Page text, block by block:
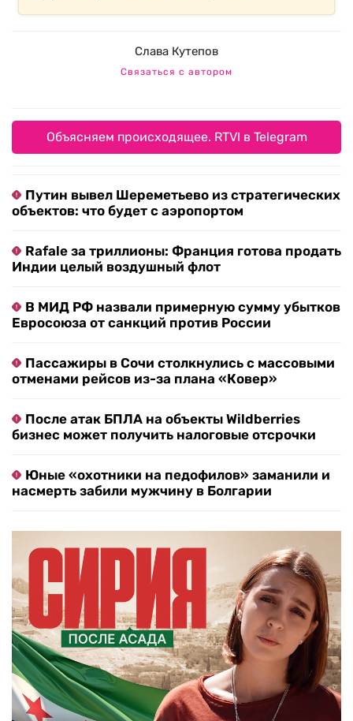
Слава Кутепов
Связаться с автором
Объясняем происходящее. RTVI в Telegram
Путин вывел Шереметьево из стратегических
объектов: что будет с аэропортом
Rafale за триллионы: Франция готова продать
Индии целый воздушный флот
В МИД РФ назвали примерную сумму убытков
Евросоюза от санкций против России
Пассажиры в Сочи столкнулись с массовыми
отменами рейсов из-за плана «Ковер»
После атак БПЛА на объекты Wildberries
бизнес может получить налоговые отсрочки
Юные «охотники на педофилов» заманили и
насмерть забили мужчину в Болгарии